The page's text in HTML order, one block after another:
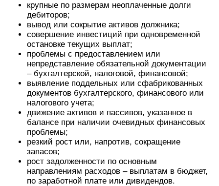
крупные по размерам неоплаченные долги
дебиторов;
вывод или сокрытие активов должника;
совершение инвестиций при одновременной
остановке текущих выплат;
проблемы с предоставлением или
непредставление обязательной документации
– бухгалтерской, налоговой, финансовой;
выявление поддельных или сфабрикованных
документов бухгалтерского, финансового или
налогового учета;
движение активов и пассивов, указанное в
балансе при наличии очевидных финансовых
проблемы;
резкий рост или, напротив, сокращение
запасов;
рост задолженности по основным
направлениям расходов – выплатам в бюджет,
по заработной плате или дивидендов.